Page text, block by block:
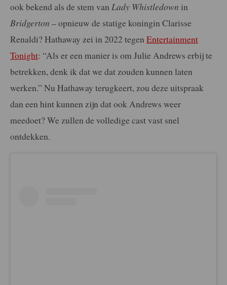
ook bekend als de stem van Lady Whistledown in
Bridgerton – opnieuw de statige koningin Clarisse
Renaldi? Hathaway zei in 2022 tegen Entertainment
Tonight: “Als er een manier is om Julie Andrews erbij te
betrekken, denk ik dat we dat zouden kunnen laten
werken.” Nu Hathaway terugkeert, zou deze uitspraak
dan een hint kunnen zijn dat ook Andrews weer
meedoet? We zullen de volledige cast vast snel
ontdekken.